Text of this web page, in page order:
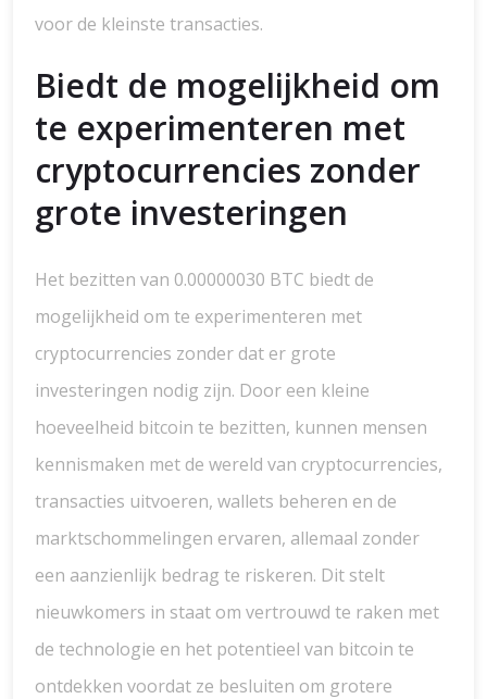
voor de kleinste transacties.
Biedt de mogelijkheid om
te experimenteren met
cryptocurrencies zonder
grote investeringen
Het bezitten van 0.00000030 BTC biedt de
mogelijkheid om te experimenteren met
cryptocurrencies zonder dat er grote
investeringen nodig zijn. Door een kleine
hoeveelheid bitcoin te bezitten, kunnen mensen
kennismaken met de wereld van cryptocurrencies,
transacties uitvoeren, wallets beheren en de
marktschommelingen ervaren, allemaal zonder
een aanzienlijk bedrag te riskeren. Dit stelt
nieuwkomers in staat om vertrouwd te raken met
de technologie en het potentieel van bitcoin te
ontdekken voordat ze besluiten om grotere